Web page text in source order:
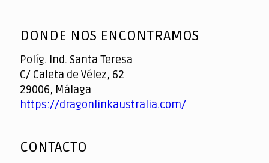
of
DONDE NOS ENCONTRAMOS
Políg. Ind. Santa Teresa
C/ Caleta de Vélez, 62
29006, Málaga
https://dragonlinkaustralia.com/
CONTACTO